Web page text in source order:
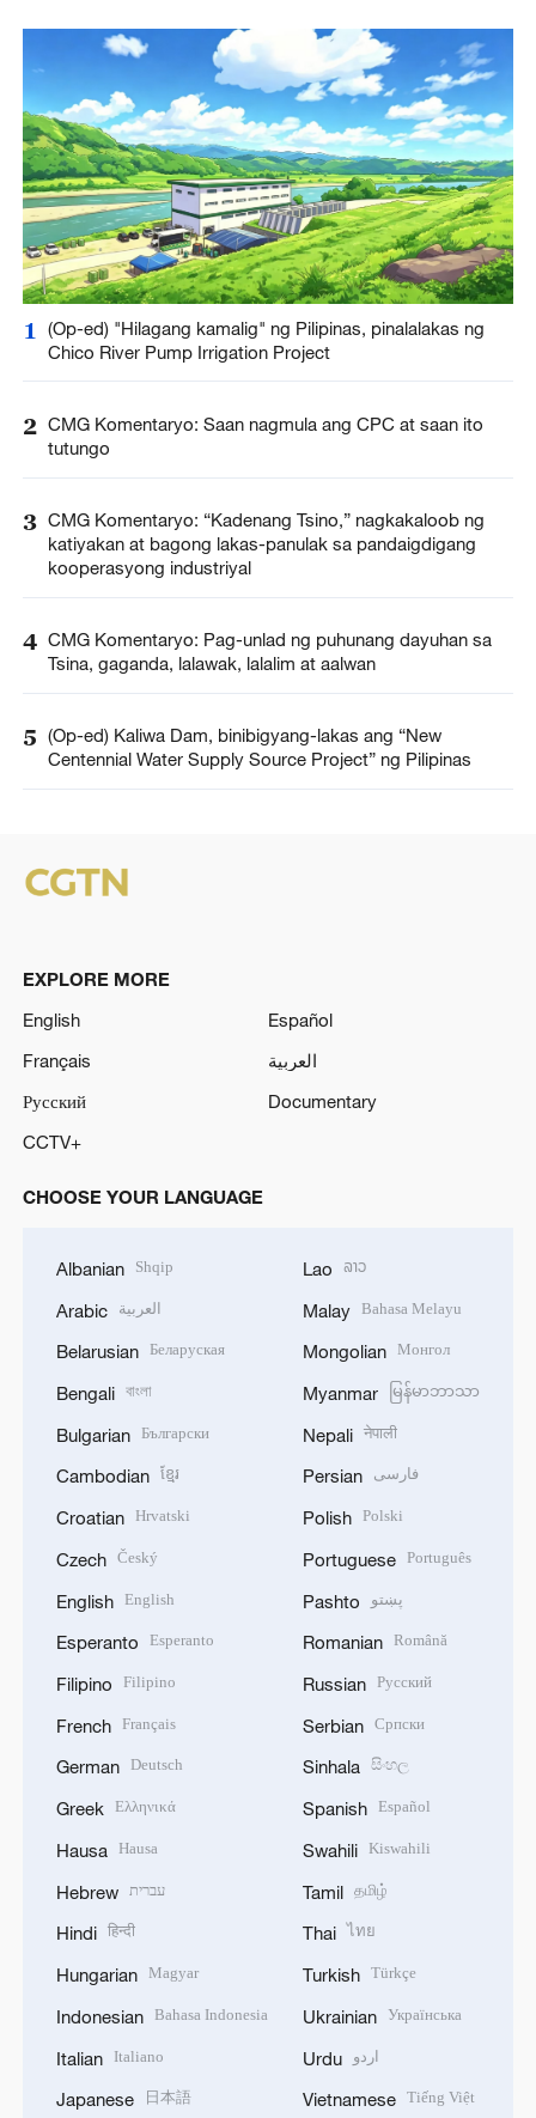
1
(Op-ed) "Hilagang kamalig" ng Pilipinas, pinalalakas ng
Chico River Pump Irrigation Project
2 CMG Komentaryo: Saan nagmula ang CPC at saan ito
tutungo
3 CMG Komentaryo: “Kadenang Tsino,” nagkakaloob ng
katiyakan at bagong lakas-panulak sa pandaigdigang
kooperasyong industriyal
4 CMG Komentaryo: Pag-unlad ng puhunang dayuhan sa
Tsina, gaganda, lalawak, lalalim at aalwan
5 (Op-ed) Kaliwa Dam, binibigyang-lakas ang “New
Centennial Water Supply Source Project” ng Pilipinas
EXPLORE MORE
English
Español
Français
العربية
Русский
Documentary
CCTV+
CHOOSE YOUR LANGUAGE
Albanian Shqip
Arabic العربية
Belarusian Беларуская
Bengali বাংলা
Bulgarian Български
Cambodian ខ្មែរ
Croatian Hrvatski
Czech Český
English English
Esperanto Esperanto
Filipino Filipino
French Français
German Deutsch
Greek Ελληνικά
Hausa Hausa
Hebrew עברית
Hindi हिन्दी
Hungarian Magyar
Indonesian Bahasa Indonesia
Italian Italiano
Japanese 日本語
Lao ລາວ
Malay Bahasa Melayu
Mongolian Монгол
Myanmar မြန်မာဘာသာ
Nepali नेपाली
Persian فارسی
Polish Polski
Portuguese Português
Pashto پښتو
Romanian Română
Russian Русский
Serbian Српски
Sinhala සිංහල
Spanish Español
Swahili Kiswahili
Tamil தமிழ்
Thai ไทย
Turkish Türkçe
Ukrainian Українська
Urdu اردو
Vietnamese Tiếng Việt